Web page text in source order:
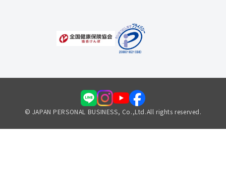
© JAPAN PERSONAL BUSINESS, Co.,Ltd.All rights reserved.